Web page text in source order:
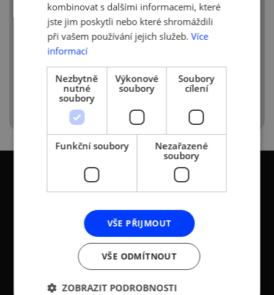
Více informací lze najít na webu:
https://www.mpo.cz/cz/zahranicni-
obchod/ekonomicka-migrace/obnoveni-
prijmu-zadosti-o-viza-na-vetsine-
zastupitelskych-uradu-cr-v-zahranici–
256008/.
Asociace malých a
středních podniků a
republiky (AMSP ČR)
Sokolovská 100/94
186 00 Praha 8 - Karlín
T:+420 236 080 454
kombinovat s dalšími informacemi, které
jste jim poskytli nebo které shromáždili
při vašem používání jejich služeb. Více
informací
Nezbytně
nutné
soubory
Výkonové
soubory
Soubory
cílení
Funkční soubory
Nezařazené
soubory
VŠE PŘIJMOUT
VŠE ODMÍTNOUT
ZOBRAZIT PODROBNOSTI